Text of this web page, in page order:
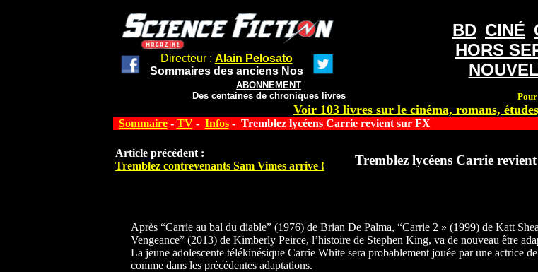
Directeur : Alain Pelosato
Sommaires des anciens Nos
ABONNEMENT
Des centaines de chroniques livres
BD CINÉ
HORS
Voir 103 livres sur le cinéma, romans,
Sommaire- TV- Infos- Tremblez lycéens Carrie revient sur FX
Article précédent :
Tremblez contrevenants Sam Vimes arrive !
Tremblez lycéens Carrie
Après “Carrie au bal du diable” (1976) de Brian De Palma, “Carrie 2 » (1999) de Katt
Vengeance” (2013) de Kimberly Peirce, l’histoire de Stephen King, va de nouveau être
La jeune adolescente télékinésique Carrie White sera probablement jouée par une actrice
comme dans les précédentes adaptations.